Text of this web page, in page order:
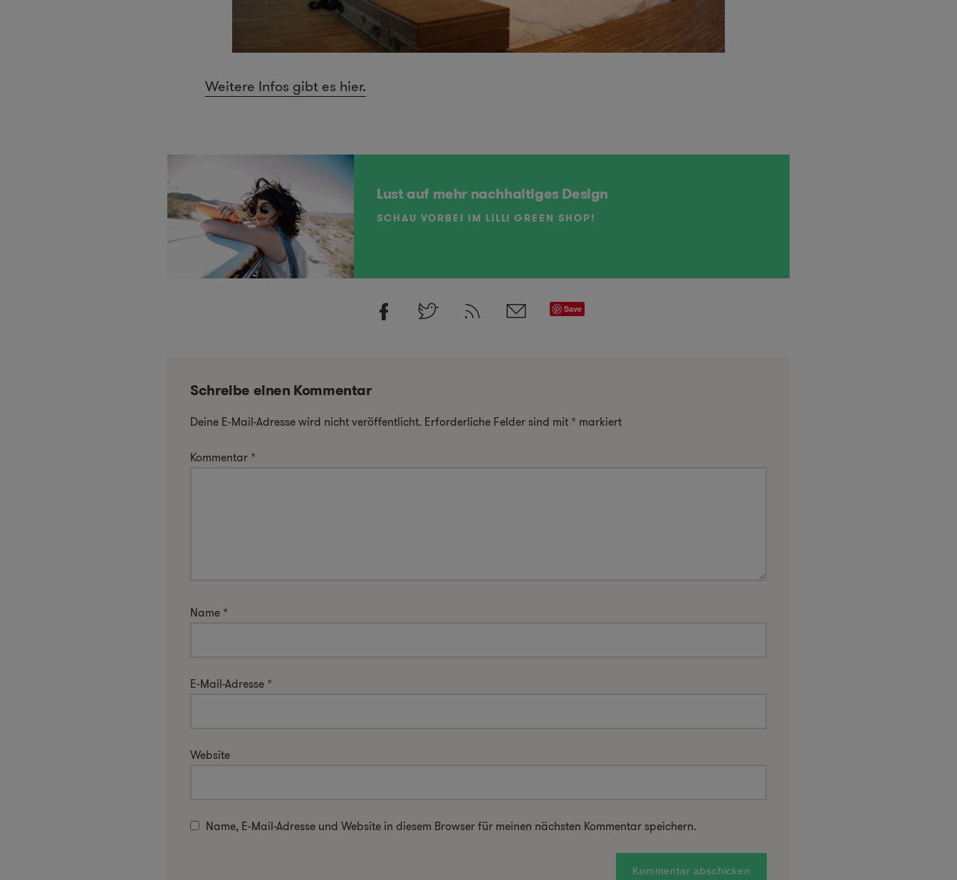
Weitere Infos gibt es hier.
Lust auf mehr nachhaltiges Design
SCHAU VORBEI IM LILLI GREEN SHOP!
Save
Schreibe einen Kommentar
Deine E-Mail-Adresse wird nicht veröffentlicht. Erforderliche Felder sind mit * markiert
Kommentar *
Name *
E-Mail-Adresse *
Website
Name, E-Mail-Adresse und Website in diesem Browser für meinen nächsten Kommentar speichern.